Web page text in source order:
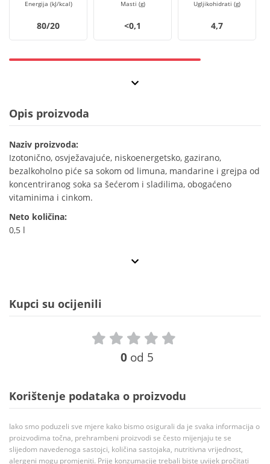
Energija (kJ/kcal)
80/20
Masti (g)
<0,1
Ugljikohidrati (g)
4,7
Opis proizvoda
Naziv proizvoda:
Izotonično, osvježavajuće, niskoenergetsko, gazirano,
bezalkoholno piće sa sokom od limuna, mandarine i grejpa od
koncentriranog soka sa šećerom i sladilima, obogaćeno
vitaminima i cinkom.
Neto količina:
0,5 l
Kupci su ocijenili
0 od 5
Korištenje podataka o proizvodu
Iako smo poduzeli sve mjere kako bismo osigurali da je svaka informacija o
proizvodima točna, prehrambeni proizvodi se često mijenjaju te se
slijedom navedenoga sastojci, količina sastojaka, nutritivna vrijednost,
alergeni mogu promjeniti. Prije konzumacije trebali biste uvijek pročitati